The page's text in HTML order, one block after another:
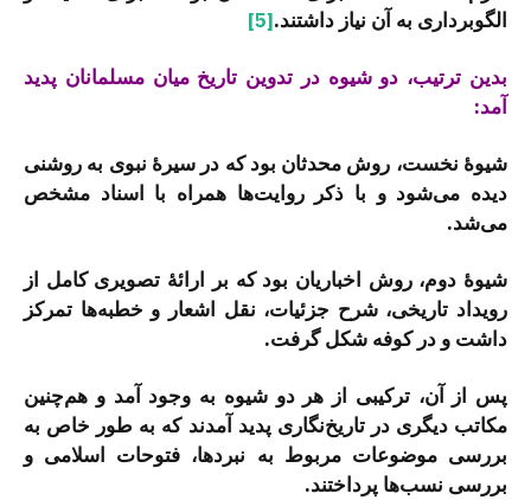
الگوبرداری به آن نیاز داشتند.[5]
بدین ترتیب، دو شیوه در تدوین تاریخ میان مسلمانان پدید
آمد:
شیوۀ نخست، روش محدثان بود که در سیرۀ نبوی به روشنی
دیده می‌شود و با ذکر روایت‌ها همراه با اسناد مشخص
می‌شد.
شیوۀ دوم، روش اخباریان بود که بر ارائۀ تصویری کامل از
رویداد تاریخی، شرح جزئیات، نقل اشعار و خطبه‌ها تمرکز
داشت و در کوفه شکل گرفت.
پس از آن، ترکیبی از هر دو شیوه به وجود آمد و هم‌چنین
مکاتب دیگری در تاریخ‌نگاری پدید آمدند که به طور خاص به
بررسی موضوعات مربوط به نبردها، فتوحات اسلامی و
بررسی نسب‌ها پرداختند.